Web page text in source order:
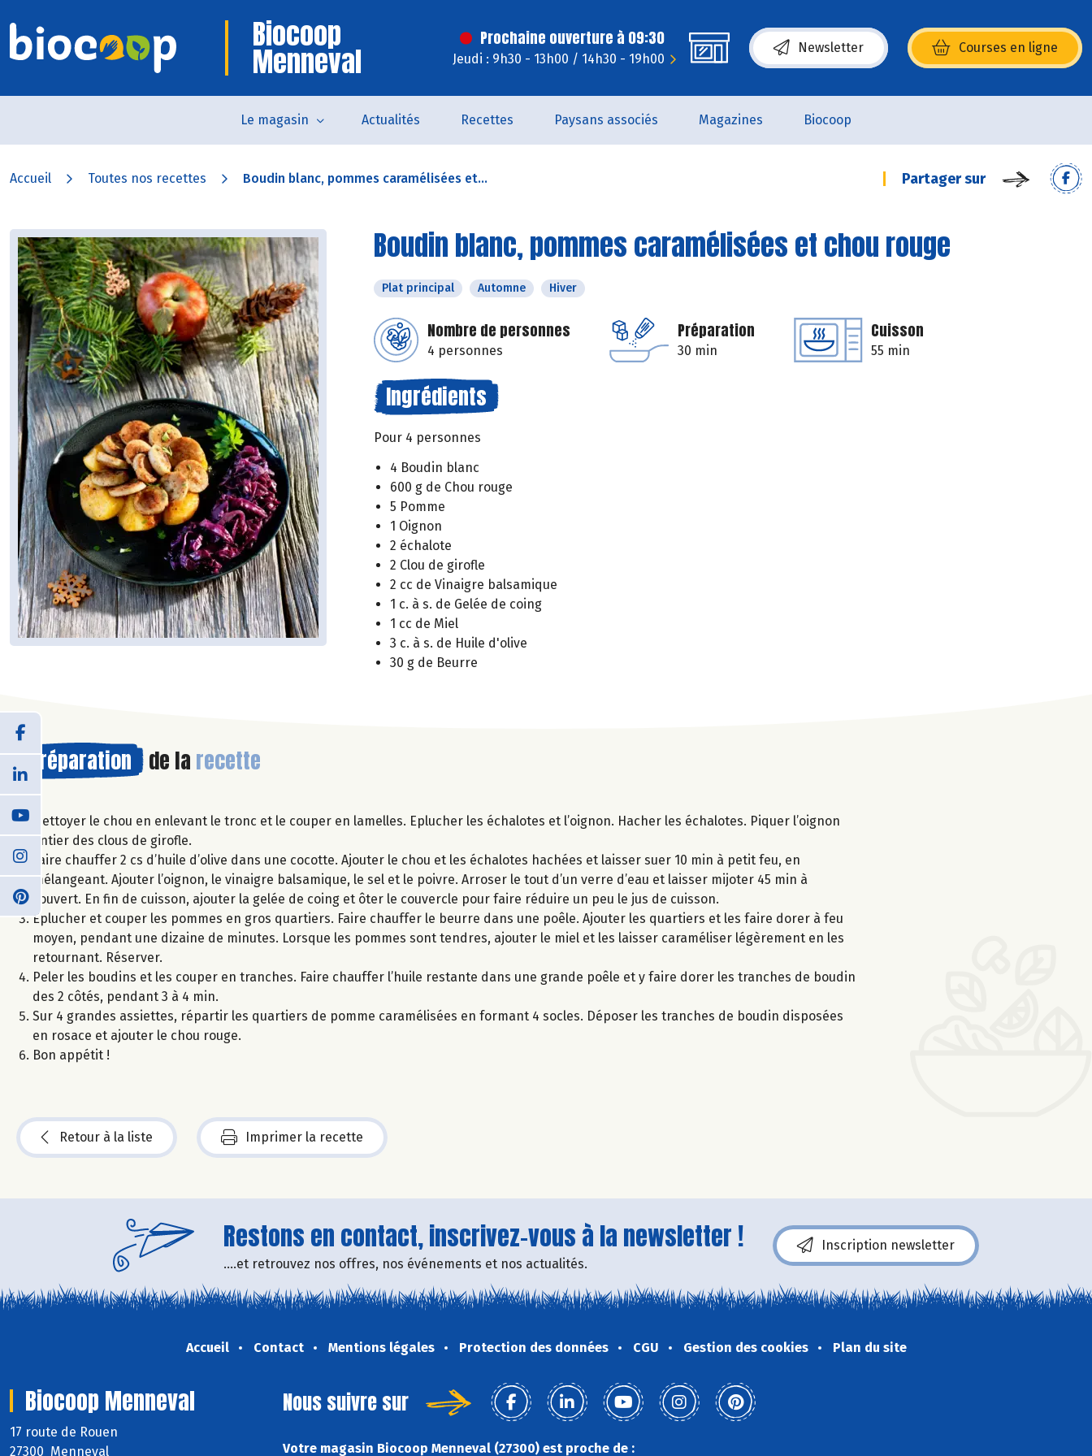
Biocoop
Menneval
Prochaine ouverture à 09:30
Jeudi : 9h30 - 13h00 / 14h30 - 19h00
Newsletter Courses en ligne
(s’ouvre dans une nouvelle fenêtre)
Le magasin Actualités Recettes Paysans associés Magazines Biocoop
Accueil Toutes nos recettes Boudin blanc, pommes caramélisées et... Partager sur
Boudin blanc, pommes caramélisées et chou rouge
Plat principal Automne Hiver
Nombre de personnes
4 personnes
Préparation
30 min
Cuisson
55 min
Ingrédients
Pour 4 personnes
4 Boudin blanc
600 g de Chou rouge
5 Pomme
1 Oignon
2 échalote
2 Clou de girofle
2 cc de Vinaigre balsamique
1 c. à s. de Gelée de coing
1 cc de Miel
3 c. à s. de Huile d'olive
30 g de Beurre
Préparation de la recette
Nettoyer le chou en enlevant le tronc et le couper en lamelles. Eplucher les échalotes et l’oignon. Hacher les échalotes. Piquer l’oignon
entier des clous de girofle.
Faire chauffer 2 cs d’huile d’olive dans une cocotte. Ajouter le chou et les échalotes hachées et laisser suer 10 min à petit feu, en
mélangeant. Ajouter l’oignon, le vinaigre balsamique, le sel et le poivre. Arroser le tout d’un verre d’eau et laisser mijoter 45 min à
couvert. En fin de cuisson, ajouter la gelée de coing et ôter le couvercle pour faire réduire un peu le jus de cuisson.
Eplucher et couper les pommes en gros quartiers. Faire chauffer le beurre dans une poêle. Ajouter les quartiers et les faire dorer à feu
moyen, pendant une dizaine de minutes. Lorsque les pommes sont tendres, ajouter le miel et les laisser caraméliser légèrement en les
retournant. Réserver.
Peler les boudins et les couper en tranches. Faire chauffer l’huile restante dans une grande poêle et y faire dorer les tranches de boudin
des 2 côtés, pendant 3 à 4 min.
Sur 4 grandes assiettes, répartir les quartiers de pomme caramélisées en formant 4 socles. Déposer les tranches de boudin disposées
en rosace et ajouter le chou rouge.
Bon appétit !
Retour à la liste Imprimer la recette
Restons en contact, inscrivez-vous à la newsletter !
....et retrouvez nos offres, nos événements et nos actualités.
Inscription newsletter
Accueil Contact Mentions légales Protection des données CGU Gestion des cookies Plan du site
Biocoop Menneval
17 route de Rouen
27300 Menneval
Nous suivre sur
Votre magasin Biocoop Menneval (27300) est proche de :